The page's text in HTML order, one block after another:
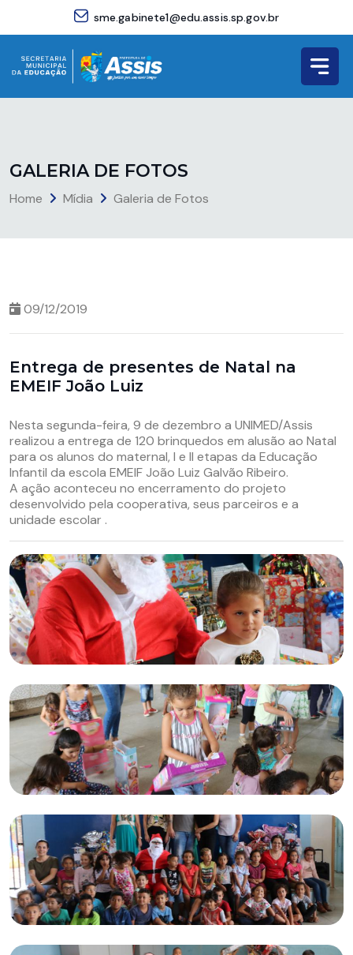
sme.gabinete1@edu.assis.sp.gov.br
GALERIA DE FOTOS
Home Mídia Galeria de Fotos
09/12/2019
Entrega de presentes de Natal na
EMEIF João Luiz
Nesta segunda-feira, 9 de dezembro a UNIMED/Assis
realizou a entrega de 120 brinquedos em alusão ao Natal
para os alunos do maternal, I e II etapas da Educação
Infantil da escola EMEIF João Luiz Galvão Ribeiro.
A ação aconteceu no encerramento do projeto
desenvolvido pela cooperativa, seus parceiros e a
unidade escolar .